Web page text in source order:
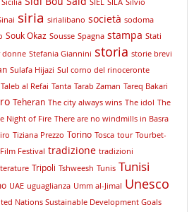
siria sirialibano società sodoma
Souk Okaz Sousse Spagna stampa Stati
donne Stefania Giannini storia storie brevi
Sulafa Hijazi Sul corno del rinoceronte
Taleb al Refai Tanta Tarab Zaman Tareq Bakari
Teheran The city always wins The idol The
Night of Fire There are no windmills in Basra
Tiziana Prezzo Torino Tosca tour Tourbet-
Festival tradizione tradizioni
Tripoli Tshweesh Tunis Tunisi
UAE uguaglianza Umm al-Jimal Unesco
Nations Sustainable Development Goals